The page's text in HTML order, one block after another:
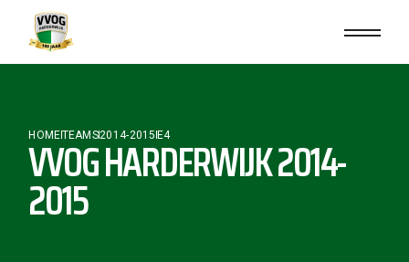
HOMETEAMS2014-2015 E4
VVOG HARDERWIJK 2014-
2015